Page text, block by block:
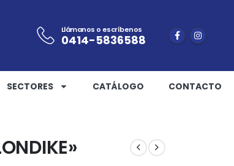
Llámanos o escríbenos
0414-5836588
SECTORES CATÁLOGO CONTACTO